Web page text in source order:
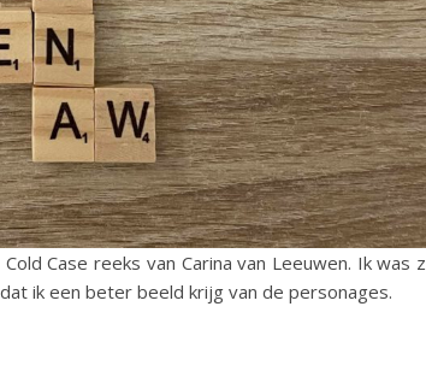
Case reeks van Carina van Leeuwen. Ik was
ik een beter beeld krijg van de personages.